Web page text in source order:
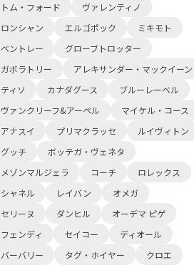
トム・フォード
ヴァレンティノ
ロンシャン
エルゴポック
ミキモト
ベントレー
グローブトロッター
ガボラトリー
アレキサンダー・マックイーン
ティソ
カナダグース
ブルーレーベル
ヴァンクリーフ&アーペル
マイケル・コース
アナスイ
プリマクラッセ
ルイヴィトン
グッチ
ボッテガ・ヴェネタ
メゾンマルジェラ
コーチ
ロレックス
シャネル
レイバン
オメガ
セリーヌ
ダンヒル
オーデマ ピゲ
フェンディ
セイコー
ディオール
バーバリー
タグ・ホイヤー
クロエ